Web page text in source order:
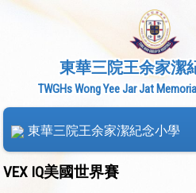
東華三院王余家潔
TWGHs Wong Yee Jar Jat
東華三院王余家潔紀念小學
VEX IQ美國世界賽